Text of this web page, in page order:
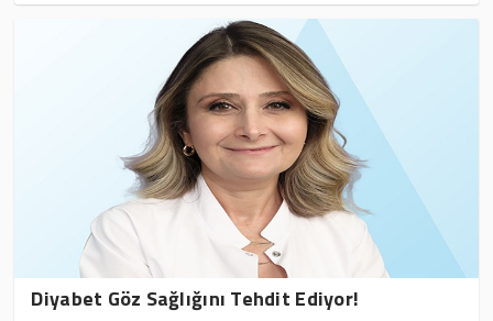
Diyabet Göz Sağlığını Tehdit Ediyor!